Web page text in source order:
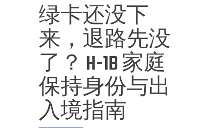
绿卡还没下
来，退路先没
了？ H-1B 家庭
保持身份与出
入境指南